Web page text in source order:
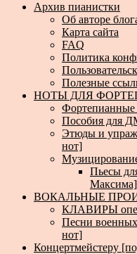
Архив пианистки
Об авторе
Карта сайта
FAQ
Политика
Полезные
НОТЫ ДЛЯ
Фортепианные
Пособия для
Этюды и
нот]
Пьесы
Максима]
ВОКАЛЬНЫЕ
КЛАВИРЫ
Песни
нот]
Концертмейстеру